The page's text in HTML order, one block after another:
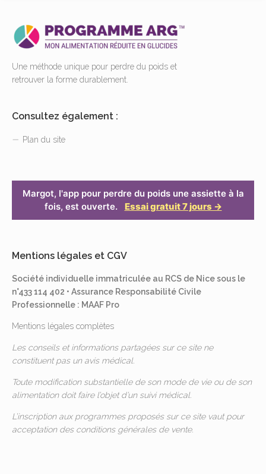
Une méthode unique pour perdre du poids et
retrouver la forme durablement.
Consultez également :
Plan du site
Margot, l'app pour perdre du poids une assiette à la
fois, est ouverte.
Essai gratuit 7 jours →
Mentions légales et CGV
Société individuelle immatriculée au RCS de Nice sous le
n°433 114 402 • Assurance Responsabilité Civile
Professionnelle : MAAF Pro
Mentions légales complètes
Les conseils et informations partagées sur ce site ne
constituent pas un avis médical.
Toute modification substantielle de son mode de vie ou de son
alimentation doit faire l’objet d’un suivi médical.
L’inscription aux programmes proposés sur ce site vaut pour
acceptation des conditions générales de vente.